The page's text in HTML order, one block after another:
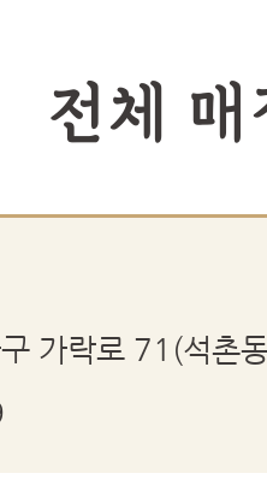
전체 매
가락로 71(석촌